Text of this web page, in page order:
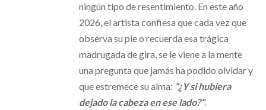
ningún tipo de resentimiento. En este año
2026, el artista confiesa que cada vez que
observa su pie o recuerda esa trágica
madrugada de gira, se le viene a la mente
una pregunta que jamás ha podido olvidar y
que estremece su alma: ”¿Y si hubiera
dejado la cabeza en ese lado?”.